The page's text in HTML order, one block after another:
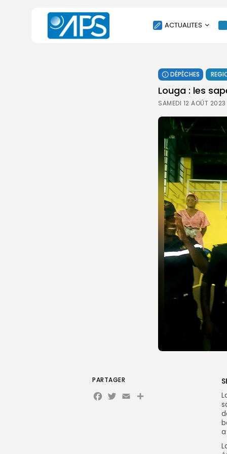
ACTUALITES
SOCIÉTÉ
ÉCONOMIE
CULTURE
SPORT
ENVIRONNEMENT
INTERNATIONAL
AGENDA
SANTE
DÉPÊCHES
Louga : les
SAMEDI 12 AOÛT
PARTAGER
Facebook
Twitter
EmailPartager